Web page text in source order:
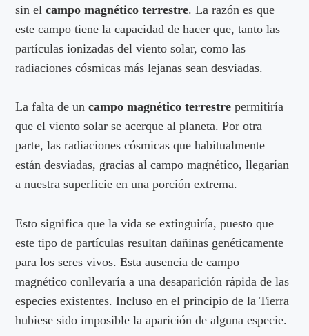
sin elcampo magnético terrestre. La razón es que
este campo tiene la capacidad de hacer que, tanto las
partículas ionizadas del viento solar, como las
radiaciones cósmicas más lejanas sean desviadas.
La falta de uncampo magnético terrestre permitiría
que el viento solar se acerque al planeta. Por otra
parte, las radiaciones cósmicas que habitualmente
están desviadas, gracias al campo magnético, llegarían
a nuestra superficie en una porción extrema.
Esto significa que la vida se extinguiría, puesto que
este tipo de partículas resultan dañinas genéticamente
para los seres vivos. Esta ausencia de campo
magnético conllevaría a una desaparición rápida de las
especies existentes. Incluso en el principio de la Tierra
hubiese sido imposible la aparición de alguna especie.